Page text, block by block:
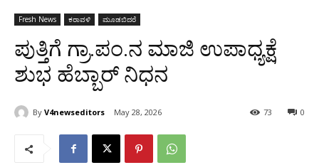
Fresh News ಕರಾವಳಿ ಮೂಡಬಿದರೆ
ಪುತ್ತಿಗೆ ಗ್ರಾ.ಪಂ.ನ ಮಾಜಿ ಉಪಾಧ್ಯಕ್ಷೆ
ಶುಭ ಹೆಬ್ಬಾರ್ ನಿಧನ
By V4newseditors May 28, 2026 0
73